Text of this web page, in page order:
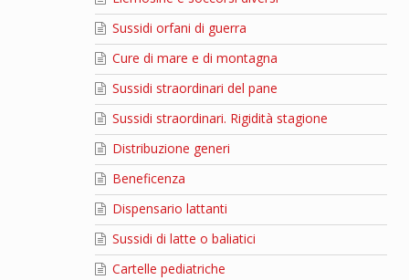
Sussidi orfani di guerra
Cure di mare e di montagna
Sussidi straordinari del pane
Sussidi straordinari. Rigidità stagione
Distribuzione generi
Beneficenza
Dispensario lattanti
Sussidi di latte o baliatici
Cartelle pediatriche